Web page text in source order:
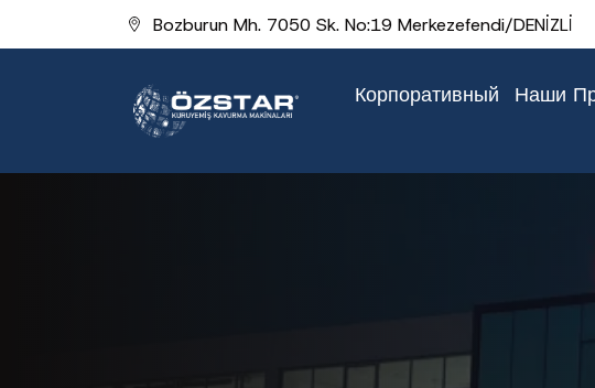
Bozburun Mh. 7050 Sk. No:19 Merkezefendi/DENİZLİ
Корпоративный Наши